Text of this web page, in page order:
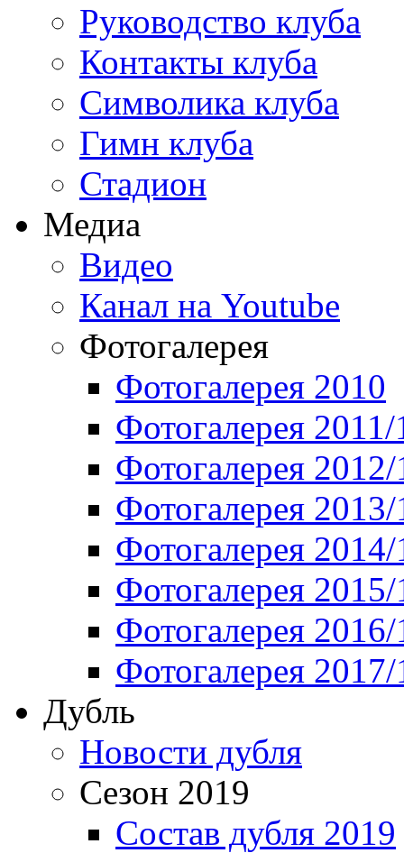
Руководство клуба
Контакты клуба
Символика клуба
Гимн клуба
Стадион
Медиа
Видео
Канал на Youtube
Фотогалерея
Фотогалерея 2010
Фотогалерея 2011/
Фотогалерея
Фотогалерея
Фотогалерея
Фотогалерея
Фотогалерея
Фотогалерея
Дубль
Новости дубля
Сезон 2019
Состав дубля 2019